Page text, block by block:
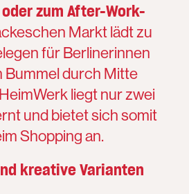
zum After-Work-
Markt lädt zu
für Berlinerinnen
Bummel durch Mitte
liegt nur zwei
und bietet sich somit
Shopping an.
kreative Varianten